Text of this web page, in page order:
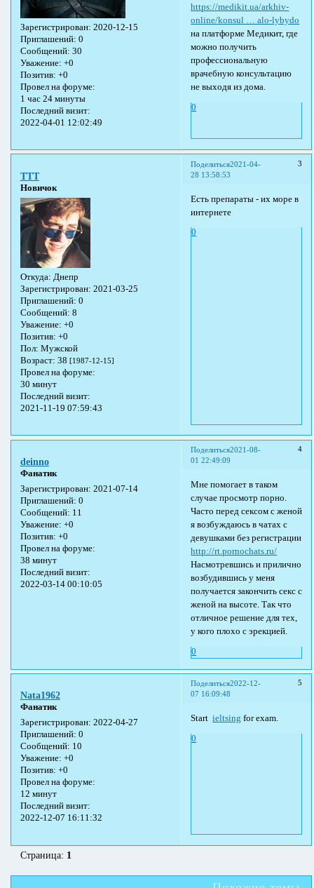
Зарегистрирован: 2020-12-15
Приглашений: 0
Сообщений: 30
Уважение: +0
Позитив: +0
Провел на форуме:
1 час 24 минуты
Последний визит:
2022-04-01 12:02:49
https://medikit.ua/arkhiv-
online/konsul … alo-lybydo
на платформе Медикит, где
можно получить
профессиональную
врачебную консультацию
не выходя из дома.
0
Поделиться 3
2021-04-
28 13:58:53
TTT
Новичок
Откуда: Днепр
Зарегистрирован: 2021-03-25
Приглашений: 0
Сообщений: 8
Уважение: +0
Позитив: +0
Пол: Мужской
Возраст: 38 [1987-12-15]
Провел на форуме:
30 минут
Последний визит:
2021-11-19 07:59:43
Есть препараты - их море в
интернете
0
Поделиться 4
2021-08-
01 22:49:09
deinno
Фанатик
Зарегистрирован: 2021-07-14
Приглашений: 0
Сообщений: 11
Уважение: +0
Позитив: +0
Провел на форуме:
38 минут
Последний визит:
2022-03-14 00:10:05
Мне помогает в таком
случае просмотр порно.
Часто перед сексом с женой
я возбуждаюсь в чатах с
девушками без регистрации
http://rt.pornochats.ru/
Насмотревшись и прилично
возбудившись у меня
получается закончить секс с
женой на высоте. Так что
отличное решение для тех,
у кого плохо с эрекцией.
0
Поделиться 5
2022-12-
07 16:09:48
Nata1962
Фанатик
Зарегистрирован: 2022-04-27
Приглашений: 0
Сообщений: 10
Уважение: +0
Позитив: +0
Провел на форуме:
12 минут
Последний визит:
2022-12-07 16:11:32
Startieltsing for exam.
0
Страница: 1